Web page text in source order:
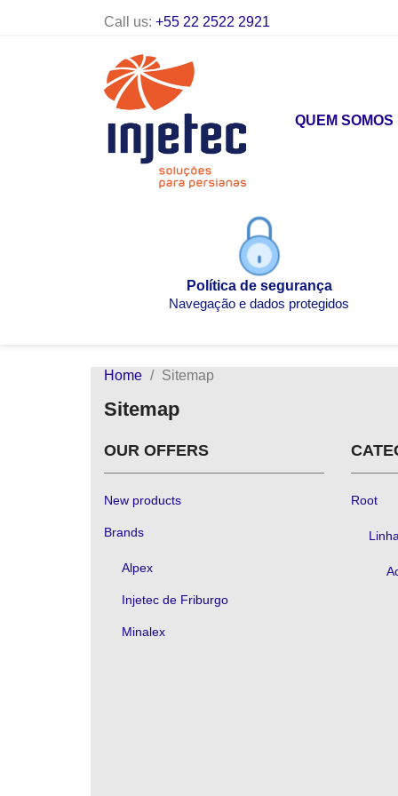
Call us: +55 22 2522 2921
QUEM SOMOS
Política de segurança
Navegação e dados protegidos
Home Sitemap
Sitemap
OUR OFFERS
New products
Brands
Alpex
Injetec de Friburgo
Minalex
Root